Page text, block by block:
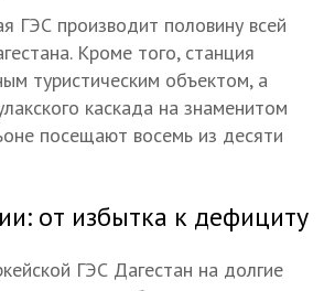
ГЭС производит половину всей
Кроме того, станция
туристическим объектом, а
каскада на знаменитом
посещают восемь из десяти
от избытка к дефициту
ГЭС Дагестан на долгие